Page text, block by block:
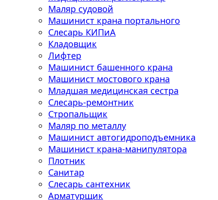
Маляр судовой
Машинист крана портального
Слесарь КИПиА
Кладовщик
Лифтер
Машинист башенного крана
Машинист мостового крана
Младшая медицинская сестра
Слесарь-ремонтник
Стропальщик
Маляр по металлу
Машинист автогидроподъемника
Машинист крана-манипулятора
Плотник
Санитар
Слесарь сантехник
Арматурщик